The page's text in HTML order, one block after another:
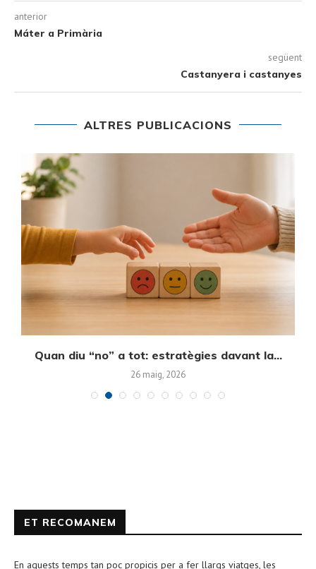
anterior
Máter a Primària
següent
Castanyera i castanyes
ALTRES PUBLICACIONS
Quan diu “no” a tot: estratègies davant la...
26 maig, 2026
ET RECOMANEM
En aquests temps tan poc propicis per a fer llargs viatges, les